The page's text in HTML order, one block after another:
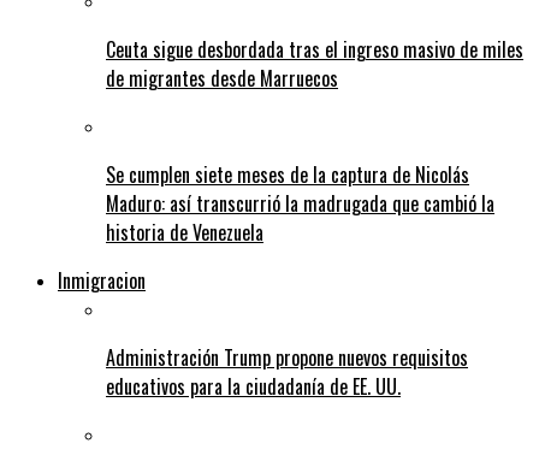
Ceuta sigue desbordada tras el ingreso masivo de miles
de migrantes desde Marruecos
Se cumplen siete meses de la captura de Nicolás
Maduro: así transcurrió la madrugada que cambió la
historia de Venezuela
Inmigracion
Administración Trump propone nuevos requisitos
educativos para la ciudadanía de EE. UU.